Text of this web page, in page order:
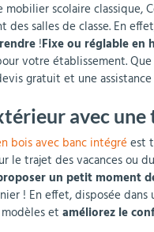
mobilier scolaire classique,
des salles de classe. En
!Fixe ou réglable en
votre établissement.
gratuit et une assistance
avec une
bois avec banc intégré est
le trajet des vacances ou
un petit moment
! En effet, disposée
et améliorez le